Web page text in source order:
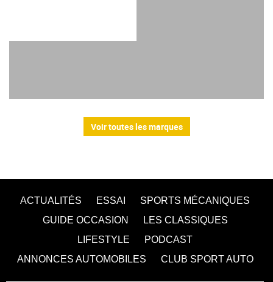
Voir toutes les marques
ACTUALITÉS ESSAI
SPORTS MÉCANIQUES
GUIDE OCCASION
LES CLASSIQUES
LIFESTYLE
PODCAST
ANNONCES AUTOMOBILES
CLUB SPORT AUTO